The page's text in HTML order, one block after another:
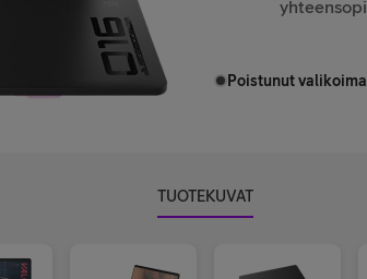
Poistunut
TUOTEKUVAT